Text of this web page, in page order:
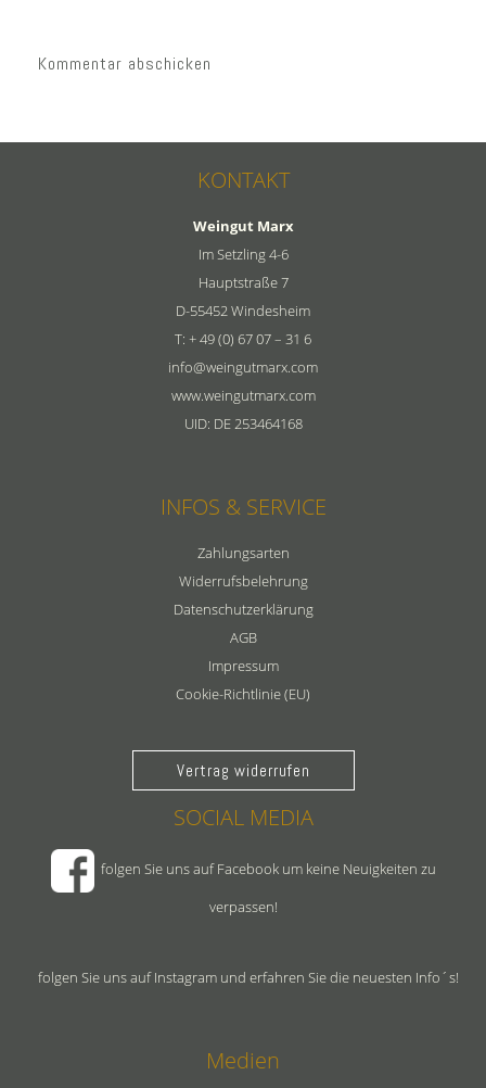
KONTAKT
Weingut Marx
Im Setzling 4-6
Hauptstraße 7
D-55452 Windesheim
T: + 49 (0) 67 07 – 31 6
info@weingutmarx.com
www.weingutmarx.com
UID: DE 253464168
INFOS & SERVICE
Zahlungsarten
Widerrufsbelehrung
Datenschutzerklärung
AGB
Impressum
Cookie-Richtlinie (EU)
Vertrag widerrufen
SOCIAL MEDIA
folgen Sie uns auf Facebook um keine Neuigkeiten zu
verpassen!
folgen Sie uns auf Instagram und erfahren Sie die neuesten Info´s!
Medien